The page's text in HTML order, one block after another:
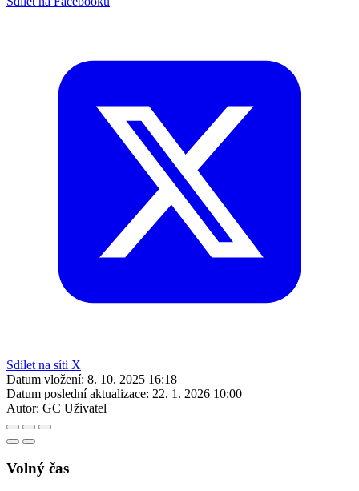
Sdílet na síti X
Datum vložení: 8. 10. 2025 16:18
Datum poslední aktualizace: 22. 1. 2026 10:00
Autor: GC Uživatel
Volný čas